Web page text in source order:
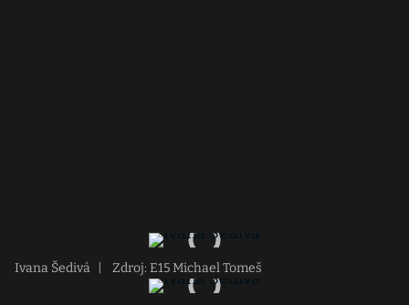
Ivana Šedivá Zdroj: E15 Michael Tomeš